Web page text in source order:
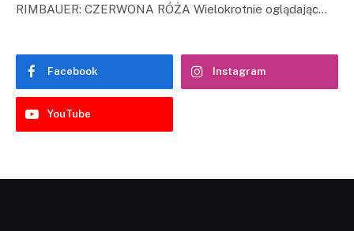
RIMBAUER: CZERWONA RÓŻA Wielokrotnie oglądając…
Facebook Instagram
YouTube